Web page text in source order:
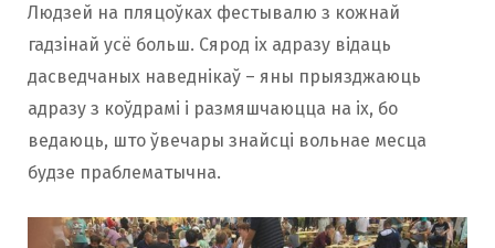
Людзей на пляцоўках фестывалю з кожнай
гадзінай усё больш. Сярод іх адразу відаць
дасведчаных наведнікаў – яны прыязджаюць
адразу з коўдрамі і размяшчаюцца на іх, бо
ведаюць, што ўвечары знайсці вольнае месца
будзе праблематычна.